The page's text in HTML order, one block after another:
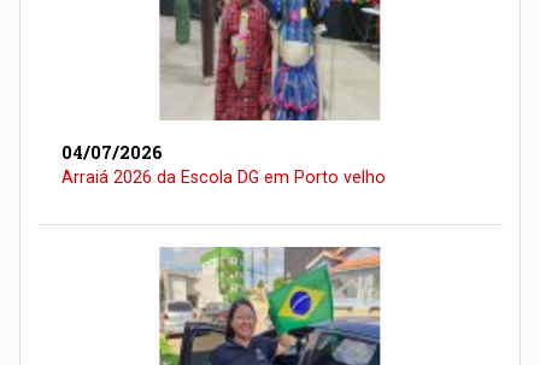
04/07/2026
Arraiá 2026 da Escola DG em Porto velho